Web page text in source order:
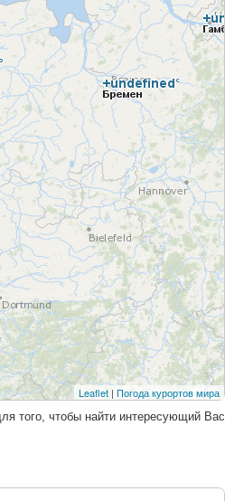
того, чтобы найти интересующий Вас